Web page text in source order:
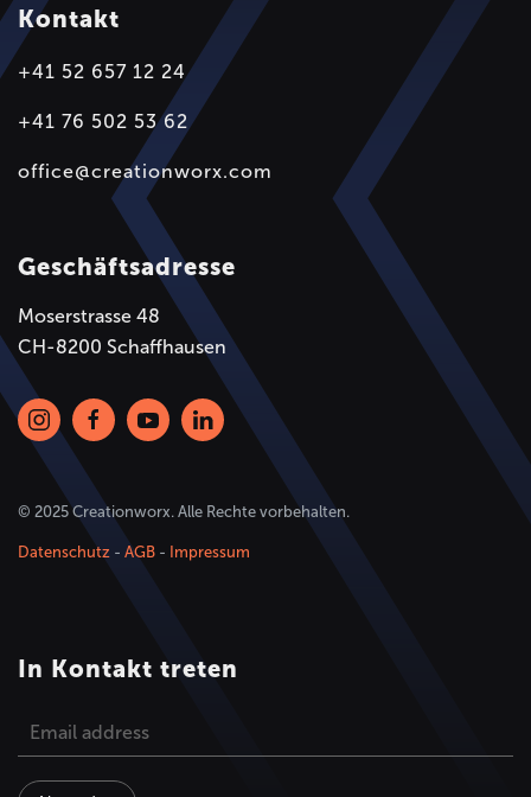
Kontakt
+41 52 657 12 24
+41 76 502 53 62
office@creationworx.com
Geschäftsadresse
Moserstrasse 48
CH-8200 Schaffhausen
© 2025 Creationworx. Alle Rechte vorbehalten.
Datenschutz - AGB - Impressum
In Kontakt treten